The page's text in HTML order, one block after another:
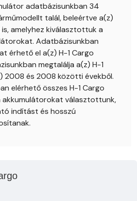
adatbázisunkban 34
talál, beleértve a(z)
amelyhez kiválasztottuk a
Adatbázisunkban
érhető el a(z) H-1 Cargo
megtalálja a(z) H-1
2008 és 2008 közötti évekből.
elérhető összes H-1 Cargo
választottunk,
indítást és hosszú